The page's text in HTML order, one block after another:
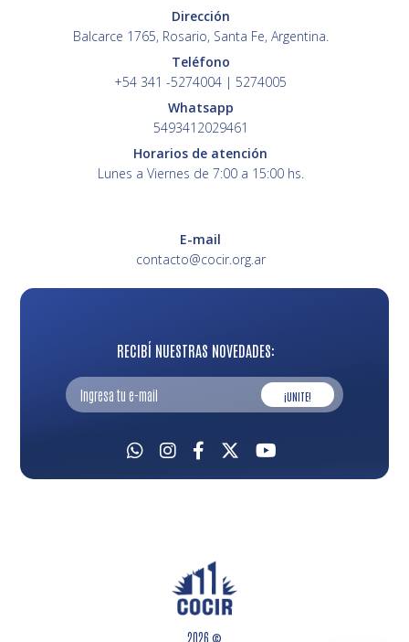
RECIBÍ NUESTRAS NOVEDADES:
¡UNITE!
Dirección
Balcarce 1765, Rosario, Santa Fe, Argentina.
Teléfono
+54 341 -5274004 | 5274005
Whatsapp
5493412029461
Horarios de atención
Lunes a Viernes de 7:00 a 15:00 hs.
E-mail
contacto@cocir.org.ar
2026 ©